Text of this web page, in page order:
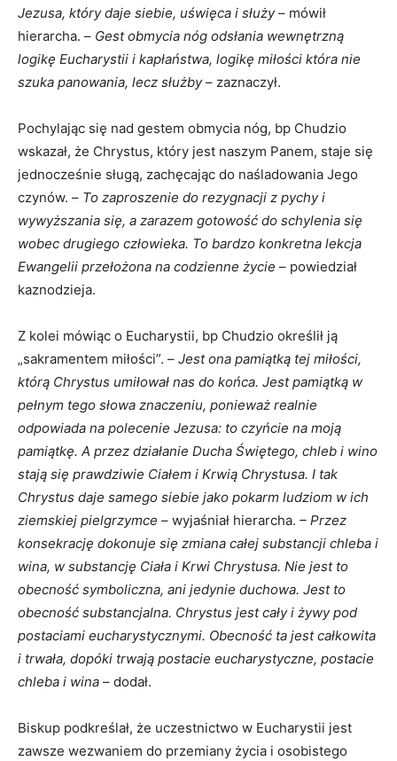
Jezusa, który daje siebie, uświęca i służy– mówił
hierarcha. – Gest obmycia nóg odsłania wewnętrzną
logikę Eucharystii i kapłaństwa, logikę miłości która nie
szuka panowania, lecz służby– zaznaczył.
Pochylając się nad gestem obmycia nóg, bp Chudzio
wskazał, że Chrystus, który jest naszym Panem, staje się
jednocześnie sługą, zachęcając do naśladowania Jego
czynów. – To zaproszenie do rezygnacji z pychy i
wywyższania się, a zarazem gotowość do schylenia się
wobec drugiego człowieka. To bardzo konkretna lekcja
Ewangelii przełożona na codzienne życie – powiedział
kaznodzieja.
Z kolei mówiąc o Eucharystii, bp Chudzio określił ją
„sakramentem miłości”. – Jest ona pamiątką tej miłości,
którą Chrystus umiłował nas do końca. Jest pamiątką w
pełnym tego słowa znaczeniu, ponieważ realnie
odpowiada na polecenie Jezusa: to czyńcie na moją
pamiątkę. A przez działanie Ducha Świętego, chleb i wino
stają się prawdziwie Ciałem i Krwią Chrystusa. I tak
Chrystus daje samego siebie jako pokarm ludziom w ich
ziemskiej pielgrzymce – wyjaśniał hierarcha. – Przez
konsekrację dokonuje się zmiana całej substancji chleba i
wina, w substancję Ciała i Krwi Chrystusa. Nie jest to
obecność symboliczna, ani jedynie duchowa. Jest to
obecność substancjalna. Chrystus jest cały i żywy pod
postaciami eucharystycznymi. Obecność ta jest całkowita
i trwała, dopóki trwają postacie eucharystyczne, postacie
chleba i wina – dodał.
Biskup podkreślał, że uczestnictwo w Eucharystii jest
zawsze wezwaniem do przemiany życia i osobistego